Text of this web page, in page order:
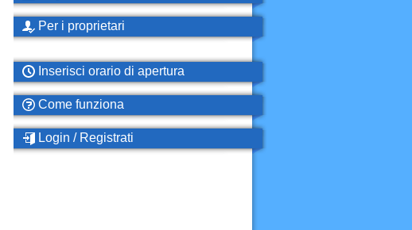
Per i proprietari
Inserisci orario di apertura
Come funziona
Login / Registrati